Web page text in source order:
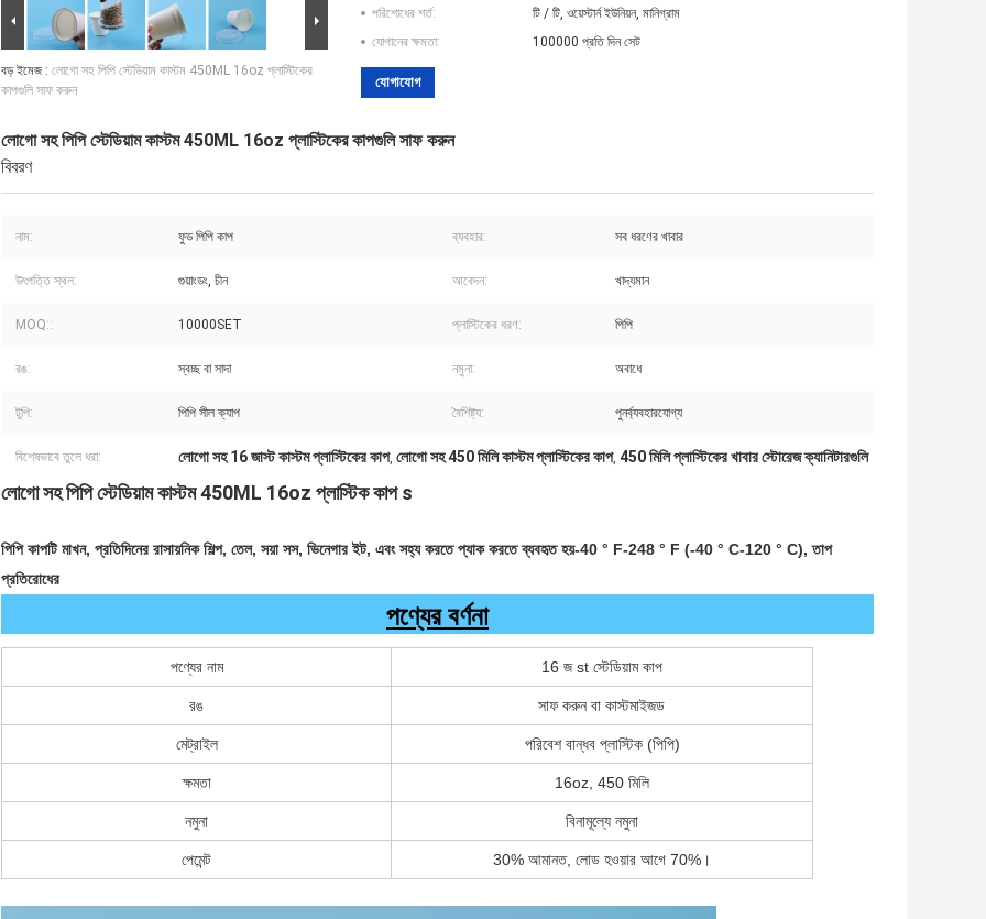
বড় ইমেজ : লোগো সহ পিপি স্টেডিয়াম কাস্টম 450ML 16oz প্লাস্টিকের
কাপগুলি সাফ করুন
পরিশোধের শর্ত:
টি / টি, ওয়েস্টার্ন ইউনিয়ন, মানিগ্রাম
যোগানের ক্ষমতা:
100000 প্রতি দিন সেট
যোগাযোগ
লোগো সহ পিপি স্টেডিয়াম কাস্টম 450ML 16oz প্লাস্টিকের কাপগুলি সাফ করুন
বিবরণ
নাম: ফুড পিপি কাপ ব্যবহার: সব ধরণের খাবার
উৎপত্তি স্থল: গুয়াংডং, চীন আবেদন: খাদ্যমান
MOQ:: 10000SET প্লাস্টিকের ধরণ: পিপি
রঙ: স্বচ্ছ বা সাদা নমুনা: অবাধে
টুপি: পিপি সীল ক্যাপ বৈশিষ্ট্য: পুনর্ব্যবহারযোগ্য
বিশেষভাবে তুলে ধরা: লোগো সহ 16 জাস্ট কাস্টম প্লাস্টিকের কাপ, লোগো সহ 450 মিলি কাস্টম প্লাস্টিকের কাপ, 450 মিলি প্লাস্টিকের খাবার স্টোরেজ ক্যানিটারগুলি
লোগো সহ পিপি স্টেডিয়াম কাস্টম 450ML 16oz প্লাস্টিক কাপ s
পিপি কাপটি মাখন, প্রতিদিনের রাসায়নিক শিল্প, তেল, সয়া সস, ভিনেগার ইট, এবং সহ্য করতে প্যাক করতে ব্যবহৃত হয়-40 ° F-248 ° F (-40 ° C-120 ° C), তাপ
প্রতিরোধের
পণ্যের বর্ণনা
পণ্যের নাম 16 জ st স্টেডিয়াম কাপ
রঙ সাফ করুন বা কাস্টমাইজড
মেট্রাইল পরিবেশ বান্ধব প্লাস্টিক (পিপি)
ক্ষমতা 16oz, 450 মিলি
নমুনা বিনামূল্যে নমুনা
পেমেন্ট 30% আমানত, লোড হওয়ার আগে 70%।